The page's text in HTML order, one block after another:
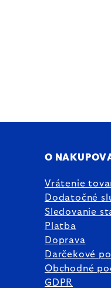
O
Vrátenie
Dodatočné
Sledovanie
Platba
Doprava
Darčekové
Obchodné
GDPR